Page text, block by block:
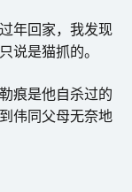
年回家，我发现
说是猫抓的。
痕是他自杀过的
伟同父母无奈地